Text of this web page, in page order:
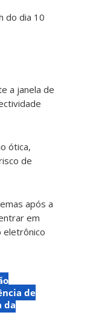
do dia 10
a janela de
ótica,
de
após a
em
eletrônico
de
da